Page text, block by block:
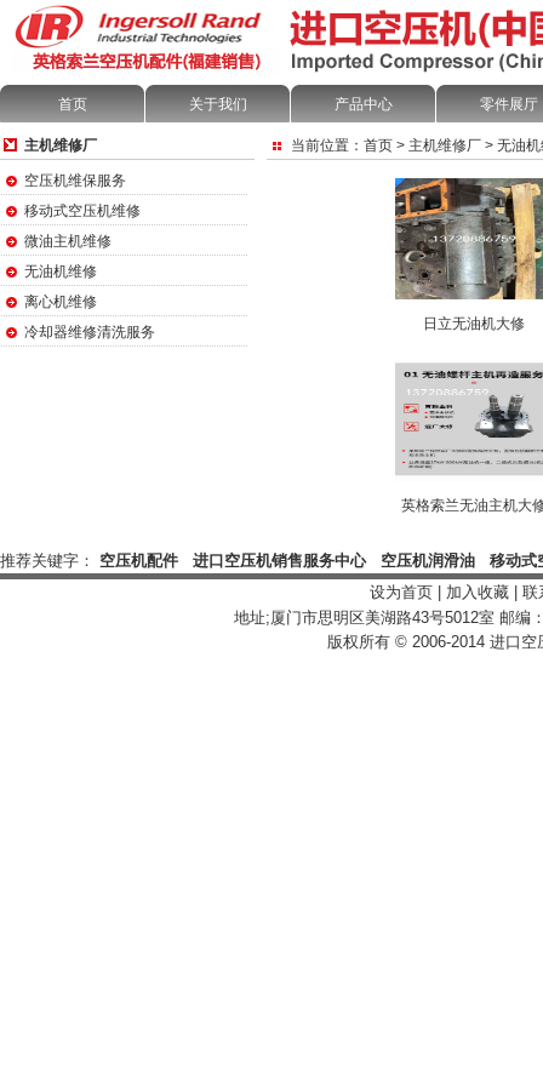
首页 关于我们 产品中心 零件展厅
主机维修厂
空压机维保服务
移动式空压机维修
微油主机维修
无油机维修
离心机维修
冷却器维修清洗服务
当前位置： 首页 > 主机维修厂 > 无油
日立无油机大修
英格索兰无油主机大
推荐关键字： 空压机配件 进口空压机销售服务中心 空压机润滑油
移动式
设为首页
加入收藏
联
地址;厦门市思明区美湖路43号5012室 邮
版权所有© 2006-2014 进口空